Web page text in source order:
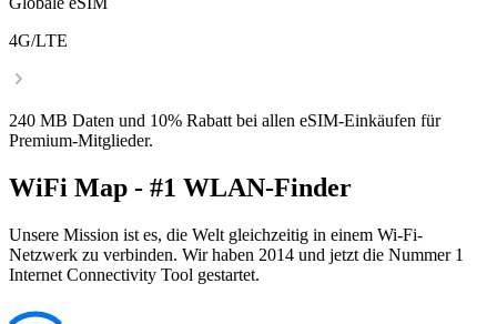
4G/LTE
240 MB Daten und 10% Rabatt bei allen eSIM-Einkäufen für
Premium-Mitglieder.
WiFi Map - #1 WLAN-Finder
Unsere Mission ist es, die Welt gleichzeitig in einem Wi-Fi-
Netzwerk zu verbinden. Wir haben 2014 und jetzt die Nummer 1
Internet Connectivity Tool gestartet.